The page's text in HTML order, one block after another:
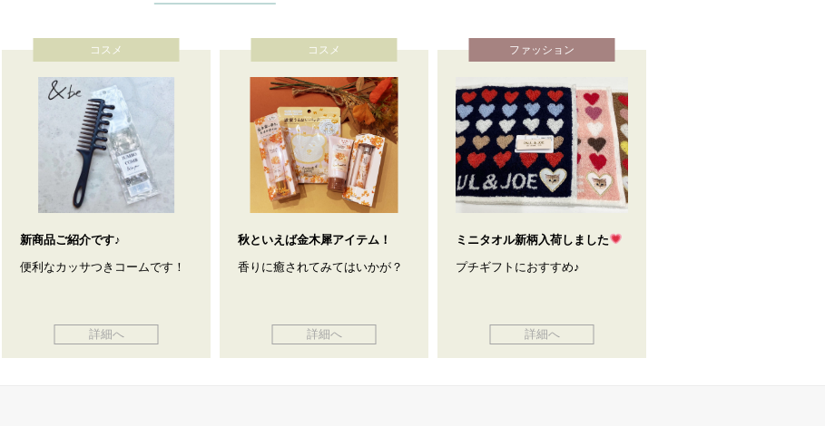
コスメ
新商品ご紹介です♪
便利なカッサつきコームです！
詳細へ
コスメ
秋といえば金木犀アイテム！
香りに癒されてみてはいかが？
詳細へ
ファッション
ミニタオル新柄入荷しました
プチギフトにおすすめ♪
詳細へ